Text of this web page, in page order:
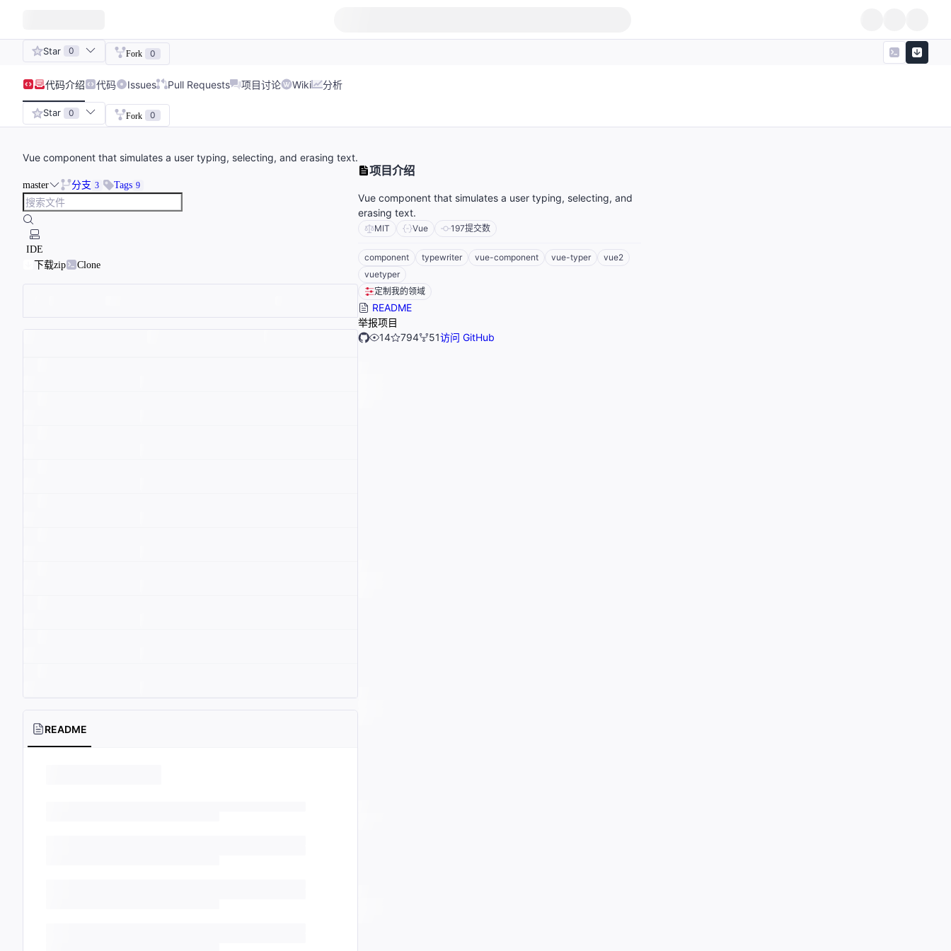
Star 0 Fork 0
代码介绍 代码 Issues Pull Requests 项目讨论 Wiki 分析
Star 0 Fork 0
Vue component that simulates a user typing, selecting, and erasing text.
master 分支 3 Tags 9
IDE
下载zip
Clone
README
项目介绍
Vue component that simulates a user typing, selecting, and
erasing text.
MIT Vue 197提交数
component typewriter vue-component vue-typer
vue2
vuetyper
定制我的领域
README
举报项目
14
794 51访问 GitHub